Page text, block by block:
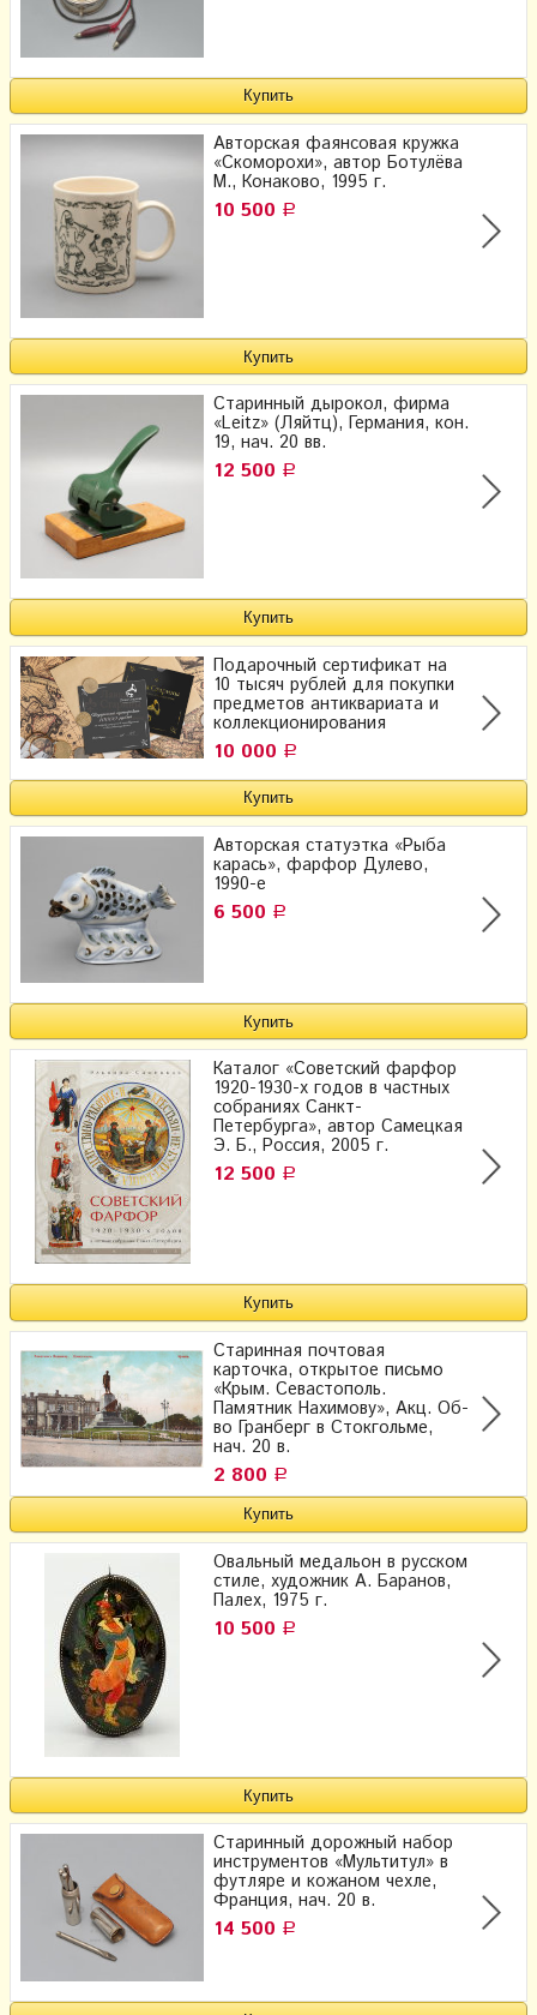
Авторская фаянсовая кружка
«Скоморохи», автор Ботулёва
М., Конаково, 1995 г.
10 500 Р
Старинный дырокол, фирма
«Leitz» (Ляйтц), Германия, кон.
19, нач. 20 вв.
12 500 Р
Подарочный сертификат на
10 тысяч рублей для покупки
предметов антиквариата и
коллекционирования
10 000 Р
Авторская статуэтка «Рыба
карась», фарфор Дулево,
1990-е
6 500 Р
Каталог «Советский фарфор
1920-1930-х годов в частных
собраниях Санкт-
Петербурга», автор Самецкая
Э. Б., Россия, 2005 г.
12 500 Р
Старинная почтовая
карточка, открытое письмо
«Крым. Севастополь.
Памятник Нахимову», Акц. Об-
во Гранберг в Стокгольме,
нач. 20 в.
2 800 Р
Овальный медальон в русском
стиле, художник А. Баранов,
Палех, 1975 г.
10 500 Р
Старинный дорожный набор
инструментов «Мультитул» в
футляре и кожаном чехле,
Франция, нач. 20 в.
14 500 Р